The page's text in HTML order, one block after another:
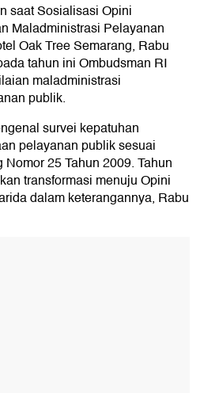
saat Sosialisasi Opini
Maladministrasi Pelayanan
Oak Tree Semarang, Rabu
tahun ini Ombudsman RI
maladministrasi
publik.
survei kepatuhan
pelayanan publik sesuai
25 Tahun 2009. Tahun
transformasi menuju Opini
dalam keterangannya, Rabu